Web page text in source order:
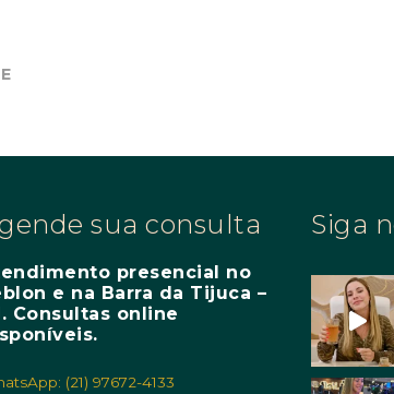
sua consulta
presencial no
e na Barra da Tijuca –
Consultas online
(21) 97672-4133
Siga